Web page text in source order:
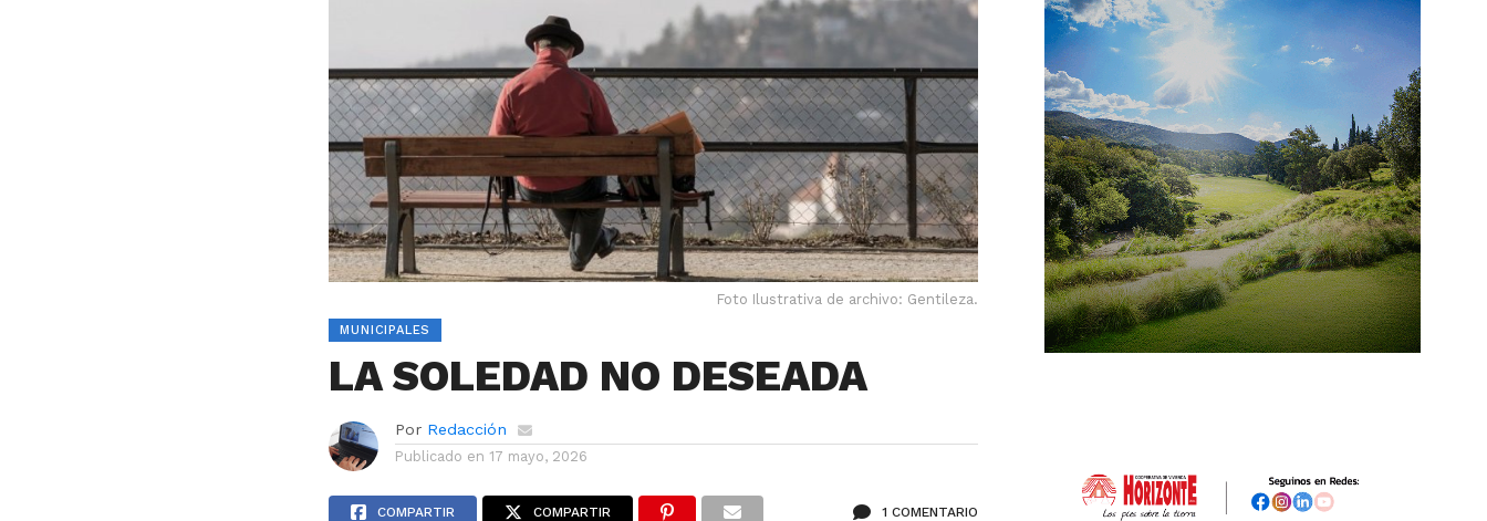
Foto Ilustrativa de archivo: Gentileza.
MUNICIPALES
LA SOLEDAD NO DESEADA
Por Redacción
Publicado en 17 mayo, 2026
COMPARTIR COMPARTIR 1 COMENTARIO